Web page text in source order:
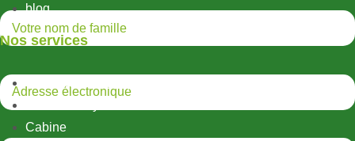
blog
Nos services
Structures métalliques légères
Cabine